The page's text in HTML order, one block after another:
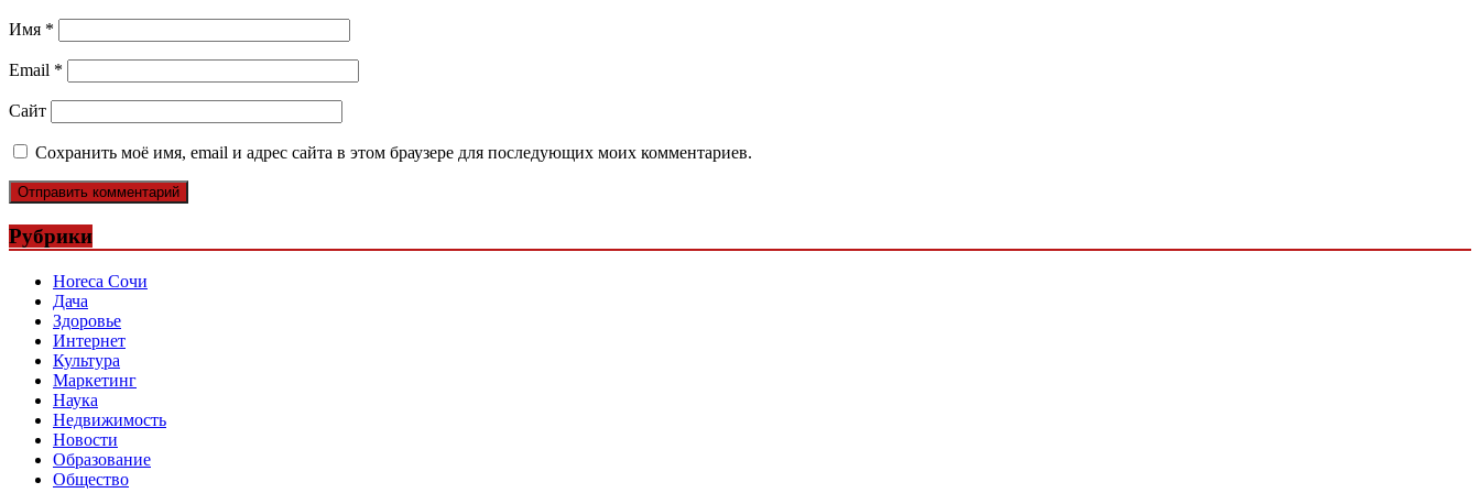
Имя *
Email *
Сайт
Сохранить моё имя, email и адрес сайта в этом браузере для последующих моих комментариев.
Рубрики
Horeca Сочи
Дача
Здоровье
Интернет
Культура
Маркетинг
Наука
Недвижимость
Новости
Образование
Общество